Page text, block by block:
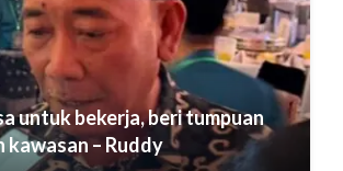
untuk bekerja, beri tumpuan
kawasan – Ruddy